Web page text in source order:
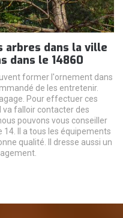
arbres dans la ville
dans le 14860
former l'ornement dans
de les entretenir.
Pour effectuer ces
va falloir contacter des
pouvons vous conseiller
Il a tous les équipements
qualité. Il dresse aussi un